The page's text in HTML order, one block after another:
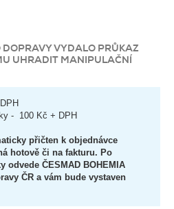
VYDALO PRŮKAZ
UHRADIT MANIPULAČNÍ
- 100 Kč + DPH
přičten k objednávce
hotově či na fakturu. Po
odvede ČESMAD BOHEMIA
ČR a vám bude vystaven